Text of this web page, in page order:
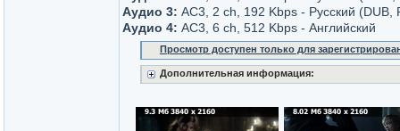
Аудио 3: AC3, 2 ch, 192 Kbps - Русский (DUB,
Аудио 4: AC3, 6 ch, 512 Kbps - Английский
Просмотр доступен только для
Дополнительная информация: